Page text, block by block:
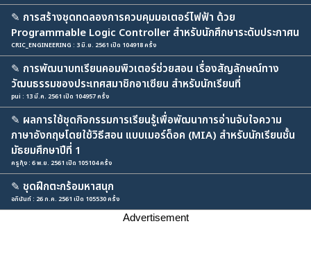
✎ การสร้างชุดทดลองการควบคุมมอเตอร์ไฟฟ้า ด้วย
Programmable Logic Controller สำหรับนักศึกษาระดับประกาศน
CRIC_ENGINEERING : 3 มิ.ย. 2561 เปิด 104918 ครั้ง
✎ การพัฒนาบทเรียนคอมพิวเตอร์ช่วยสอน เรื่องสัญลักษณ์ทาง
วัฒนธรรมของประเทศสมาชิกอาเซียน สำหรับนักเรียนที่
pui : 13 มี.ค. 2561 เปิด 104957 ครั้ง
✎ ผลการใช้ชุดกิจกรรมการเรียนรู้เพื่อพัฒนาการอ่านจับใจความ
ภาษาอังกฤษโดยใช้วิธีสอน แบบเมอร์ด็อค (MIA) สำหรับนักเรียนชั้น
มัธยมศึกษาปีที่ 1
ครูกุ้ง : 6 พ.ย. 2561 เปิด 105104 ครั้ง
✎ ชุดฝึกตะกร้อมหาสนุก
อภินันท์ : 26 ก.ค. 2561 เปิด 105530 ครั้ง
Advertisement